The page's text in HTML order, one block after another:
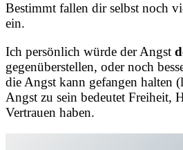
Bestimmt fallen dir selbst noch
ein.
Ich persönlich würde der Angst
gegenüberstellen, oder noch
die Angst kann gefangen halten
Angst zu sein bedeutet Freiheit,
Vertrauen haben.